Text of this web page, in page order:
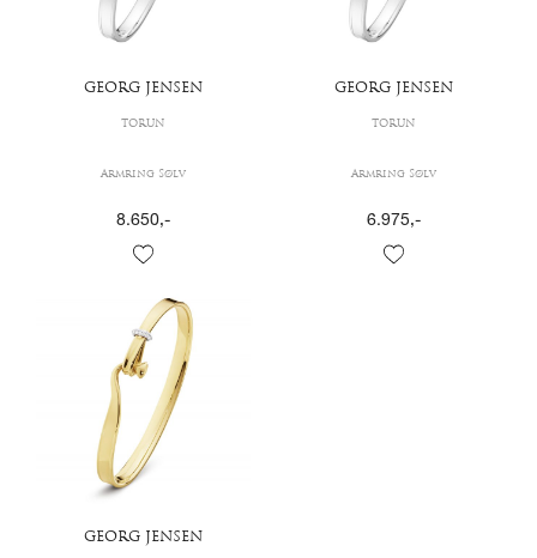
GEORG JENSEN
TORUN
Armring Sølv
8.650,-
GEORG JENSEN
TORUN
Armring Sølv
6.975,-
GEORG JENSEN